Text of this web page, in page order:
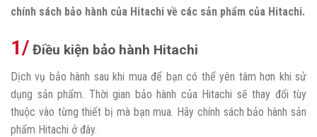
chính sách bảo hành của Hitachi về các sản phẩm của Hitachi.
1/ Điều kiện bảo hành Hitachi
Dịch vụ bảo hành sau khi mua để bạn có thể yên tâm hơn khi sử
dụng sản phẩm. Thời gian bảo hành của Hitachi sẽ thay đổi tùy
thuộc vào từng thiết bị mà bạn mua. Hãy chính sách bảo hành sản
phẩm Hitachi ở đây.